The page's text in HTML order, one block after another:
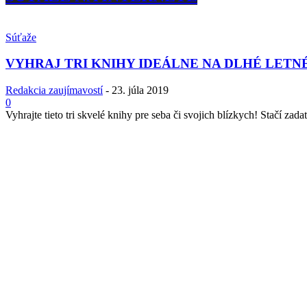
Súťaže
VYHRAJ TRI KNIHY IDEÁLNE NA DLHÉ
Redakcia zaujímavostí - 23. júla 2019
0
Vyhrajte tieto tri skvelé knihy pre seba či svojich blízkych! Stačí